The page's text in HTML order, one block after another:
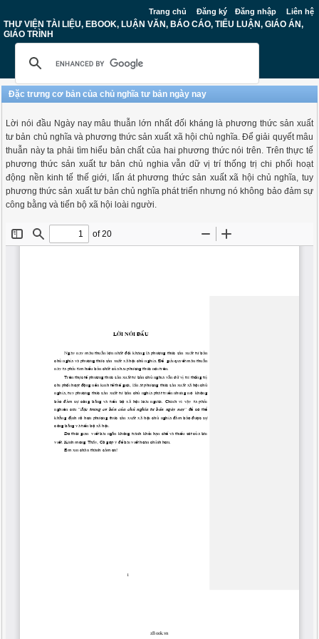
Trang chủ Đăng ký Đăng nhập Liên hệ
THƯ VIỆN TÀI LIỆU, EBOOK, LUẬN VĂN, BÁO CÁO, TIỂU LUẬN, GIÁO ÁN,
GIÁO TRÌNH
Đặc trưng cơ bản của chủ nghĩa tư bản ngày nay
Lời nói đầu Ngày nay mâu thuẫn lớn nhất đối kháng là phương thức sản xuất
tư bản chủ nghĩa và phương thức sản xuất xã hội chủ nghĩa. Để giải quyết mâu
thuẫn này ta phải tìm hiểu bản chất của hai phương thức nói trên. Trên thực tế
phương thức sản xuất tư bản chủ nghia vẫn dữ vị trí thống trị chi phối hoạt
động nền kinh tế thế giới, lấn át phương thức sản xuất xã hội chủ nghĩa, tuy
phương thức sản xuất tư bản chủ nghĩa phát triển nhưng nó không bảo đảm sự
công bằng và tiến bộ xã hội loài người.